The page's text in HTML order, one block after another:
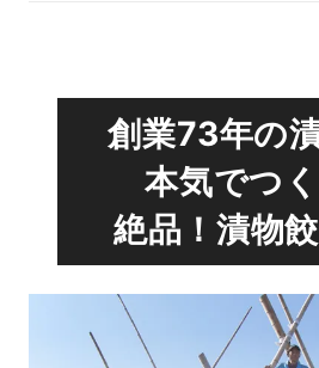
創業73年の
本気でつ
絶品！漬物餃